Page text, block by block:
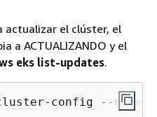
actualizar el clúster, el
a ACTUALIZANDO y el
eks list-updates.
config --name